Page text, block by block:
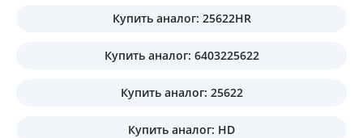
Купить аналог: 25622HR
Купить аналог: 6403225622
Купить аналог: 25622
Купить аналог: HD